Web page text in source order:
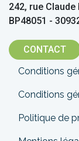
242, rue
BP48051 -
CONTACT
Menu
Pied
de
Conditions
Conditions
Politique de